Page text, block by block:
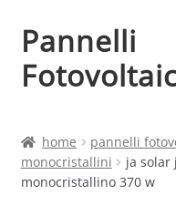
Vai
alla
navigazione
Vai
al
contenuto
Pannelli
Cart
home pannelli
monocristallini
ja solar
monocristallino 370 w